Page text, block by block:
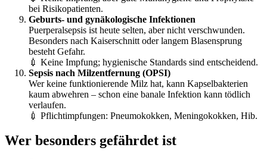
bei Risikopatienten.
Geburts- und gynäkologische Infektionen
Puerperalsepsis ist heute selten, aber nicht verschwunden.
Besonders nach Kaiserschnitt oder langem Blasensprung
besteht Gefahr.
💉 Keine Impfung; hygienische Standards sind entscheidend.
Sepsis nach Milzentfernung (OPSI)
Wer keine funktionierende Milz hat, kann Kapselbakterien
kaum abwehren – schon eine banale Infektion kann tödlich
verlaufen.
💉 Pflichtimpfungen: Pneumokokken, Meningokokken, Hib.
Wer besonders gefährdet ist